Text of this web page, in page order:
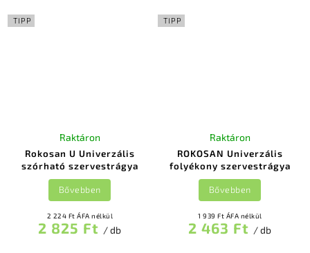
TIPP
Rokosan U Univerzális
szórható szervestrágya
Raktáron
2 224 Ft ÁFA nélkül
2 825 Ft / db
Bővebben
TIPP
ROKOSAN Univerzális
folyékony szervestrágya
Raktáron
1 939 Ft ÁFA nélkül
2 463 Ft / db
Bővebben